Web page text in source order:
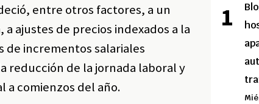
entre otros factores, a un
ajustes de precios indexados a la
de incrementos salariales
reducción de la jornada laboral y
a comienzos del año.